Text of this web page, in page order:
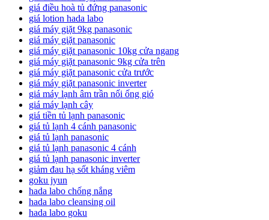
giá điều hoà tủ đứng panasonic
giá lotion hada labo
giá máy giặt 9kg panasonic
giá máy giặt panasonic
giá máy giặt panasonic 10kg cửa ngang
giá máy giặt panasonic 9kg cửa trên
giá máy giặt panasonic cửa trước
giá máy giặt panasonic inverter
giá máy lạnh âm trần nối ống gió
giá máy lạnh cây
giá tiền tủ lạnh panasonic
giá tủ lạnh 4 cánh panasonic
giá tủ lạnh panasonic
giá tủ lạnh panasonic 4 cánh
giá tủ lạnh panasonic inverter
giảm đau hạ sốt kháng viêm
goku jyun
hada labo chống nắng
hada labo cleansing oil
hada labo goku